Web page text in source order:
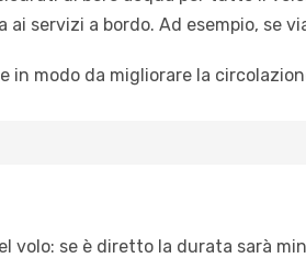
servizi a bordo. Ad esempio, se
in modo da migliorare la
volo: se è diretto la durata sarà